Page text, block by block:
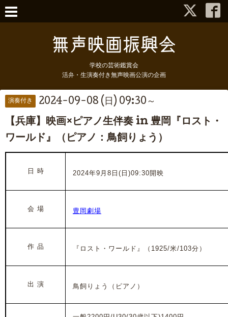
学校の芸術鑑賞会
活弁・生演奏付き無声映画公演の企画
演奏付き 2024-09-08 (日) 09:30～
【兵庫】映画×ピアノ生伴奏 in 豊岡『ロスト・
ワールド』（ピアノ：鳥飼りょう）
日 時 2024年9月8日(日)09:30開映
会 場 豊岡劇場
作 品 『ロスト・ワールド』 （1925/米/103分）
出 演 鳥飼りょう（ピアノ）